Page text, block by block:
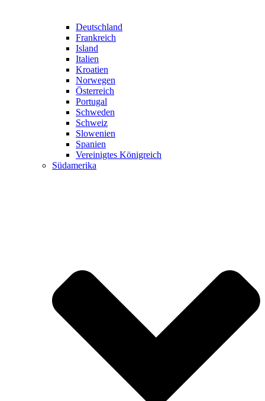
Deutschland
Frankreich
Island
Italien
Kroatien
Norwegen
Österreich
Portugal
Schweden
Schweiz
Slowenien
Spanien
Vereinigtes Königreich
Südamerika